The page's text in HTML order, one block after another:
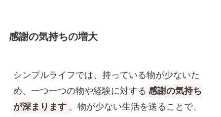
感謝の気持ちの増大
シンプルライフでは、持っている物が少ないた
め、一つ一つの物や経験に対する 感謝の気持ち
が深まります 。物が少ない生活を送ることで、